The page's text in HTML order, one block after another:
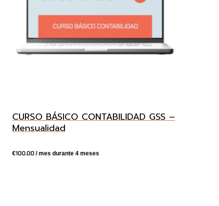
CURSO BÁSICO CONTABILIDAD GSS –
Mensualidad
€100.00 / mes durante 4 meses